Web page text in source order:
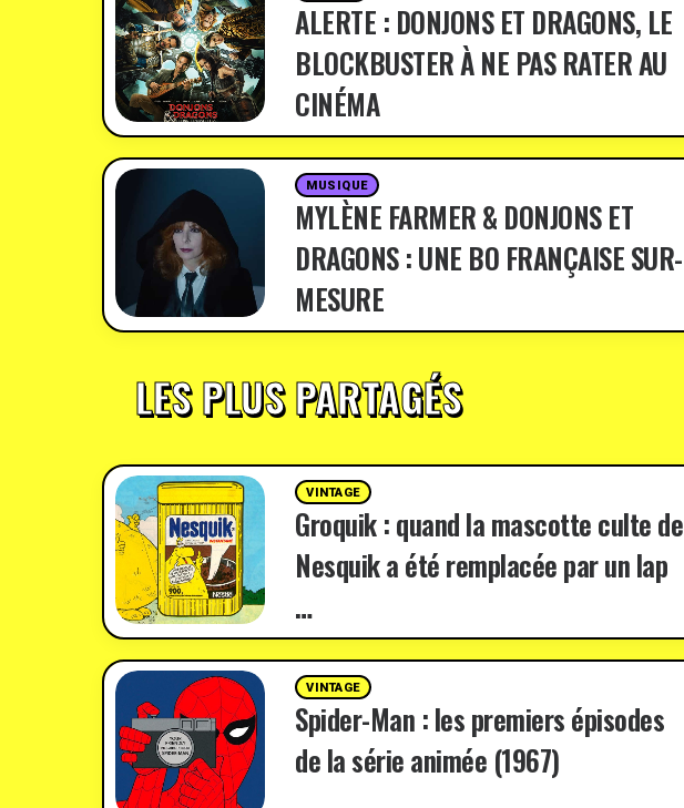
ALERTE : DONJONS ET DRAGONS, LE
BLOCKBUSTER À NE PAS RATER AU
CINÉMA
MUSIQUE
MYLÈNE FARMER & DONJONS ET
DRAGONS : UNE BO FRANÇAISE SUR-
MESURE
LES PLUS PARTAGÉS
VINTAGE
Groquik : quand la mascotte culte de
Nesquik a été remplacée par un lap
…
VINTAGE
Spider-Man : les premiers épisodes
de la série animée (1967)